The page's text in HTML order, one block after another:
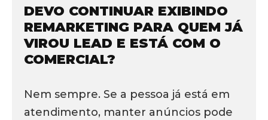
DEVO CONTINUAR EXIBINDO
REMARKETING PARA QUEM JÁ
VIROU LEAD E ESTÁ COM O
COMERCIAL?
Nem sempre. Se a pessoa já está em
atendimento, manter anúncios pode